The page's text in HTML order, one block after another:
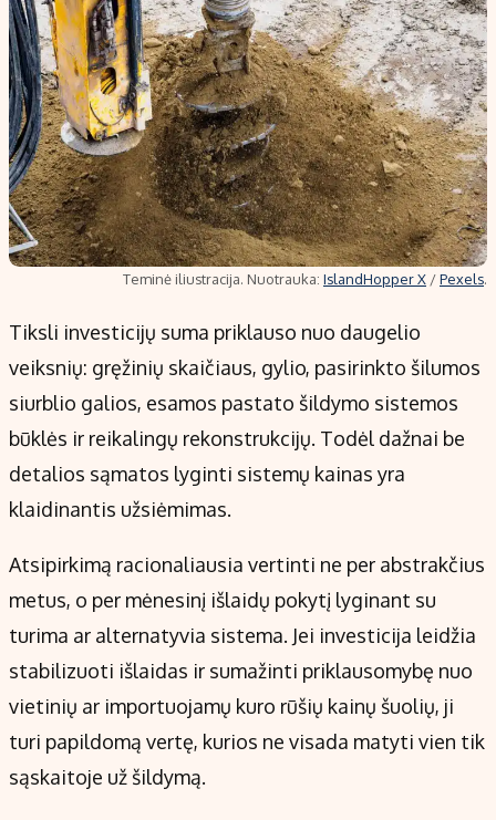
Teminė iliustracija. Nuotrauka: IslandHopper X /Pexels.
Tiksli investicijų suma priklauso nuo daugelio
veiksnių: gręžinių skaičiaus, gylio, pasirinkto šilumos
siurblio galios, esamos pastato šildymo sistemos
būklės ir reikalingų rekonstrukcijų. Todėl dažnai be
detalios sąmatos lyginti sistemų kainas yra
klaidinantis užsiėmimas.
Atsipirkimą racionaliausia vertinti ne per abstrakčius
metus, o per mėnesinį išlaidų pokytį lyginant su
turima ar alternatyvia sistema. Jei investicija leidžia
stabilizuoti išlaidas ir sumažinti priklausomybę nuo
vietinių ar importuojamų kuro rūšių kainų šuolių, ji
turi papildomą vertę, kurios ne visada matyti vien tik
sąskaitoje už šildymą.